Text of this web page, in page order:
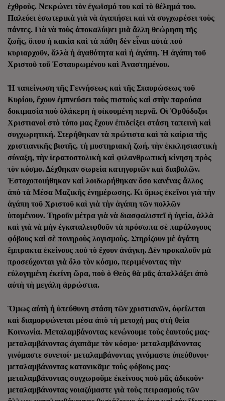
ἐχθροὺς. Νεκρώνει τὸν ἐγωϊσμό του καὶ τὸ θέλημά του.
Παλεύει ἐσωτερικὰ γιὰ νὰ ἀγαπήσει καὶ νὰ συγχωρέσει τοὺς
πάντες. Γιὰ νὰ τοὺς ἀποκαλύψει μιὰ ἄλλη θεώρηση τῆς
ζωῆς, ὅπου ἡ κακία καὶ τὰ πάθη δὲν εἶναι αὐτὰ ποὺ
κυριαρχοῦν, ἄλλὰ ἡ ἀγαθότητα καὶ ἡ ἀγάπη. Ἡ ἀγάπη τοῦ
Χριστοῦ τοῦ Ἐσταυρωμένου καὶ Ἀναστημένου.
Ἡ ταπείνωση τῆς Γεννήσεως καὶ τῆς Σταυρώσεως τοῦ
Κυρίου, ἔχουν ἐμπνεύσει τοὺς πιστοὺς καὶ στὴν παρούσα
δοκιμασία ποὺ ὁλάκερη ἡ οἰκουμένη περνᾶ. Οἱ Ὁρθόδοξοι
Χριστιανοὶ στὸ τόπο μας ἔχουν ἐπιδείξει στάση ταπεινὴ καὶ
συγχωρητική. Στερήθηκαν τὰ πρώτιστα καὶ τὰ καίρια τῆς
χριστιανικῆς βιοτῆς, τὴ μυστηριακὴ ζωή, τὴν ἐκκλησιαστικὴ
σύναξη, τὴν ἱεραποστολικὴ καὶ φιλανθρωπικὴ κίνηση πρὸς
τὸν κόσμο. Δέχθηκαν σωρεία κατηγοριῶν καὶ διαβολῶν.
Ἐστοχοποιήθηκαν καὶ λοιδωρήθηκαν ὅσο κανένας ἄλλος
ἀπὸ τὰ Μέσα Μαζικῆς ἐνημέρωσης. Κι ὅμως ἐκεῖνοι γιὰ τὴν
ἀγάπη τοῦ Χριστοῦ καὶ γιὰ τὴν ἀγάπη τῶν πολλῶν
ὑπομένουν. Τηροῦν μέτρα γιὰ νὰ διασφαλιστεῖ ἡ ὑγεία, ἀλλὰ
καὶ γιὰ νὰ μὴν ἐγκαταλειφθοῦν τὰ πρόσωπα σὲ παράλογους
φόβους καὶ σὲ πονηροὺς λογισμοὺς. Στηρίζουν μὲ ἀγάπη
ἔμπρακτα ἐκείνους ποὺ τὸ ἔχουν ἀνάγκη. Δὲν προκαλοῦν μὰ
προσεύχονται γιὰ ὅλο τὸν κόσμο, περιμένοντας τὴν
εὐλογημένη ἐκείνη ὥρα, ποὺ ὁ Θεὸς θὰ μᾶς ἀπαλλάξει ἀπὸ
αὐτὴ τὴ μεγάλη ἀρρώστια.
Ὅμως αὐτὴ ἡ ὑπεύθυνη στάση τῶν χριστιανῶν, ὀφείλεται
καὶ διαμορφώνεται μέσα ἀπὸ τὴ μετοχή μας στὴ θεία
Κοινωνία. Μεταλαμβάνοντας κενώνουμε τοὺς ἑαυτούς μας·
μεταλαμβάνοντας ἀγαπᾶμε τὸν κόσμο· μεταλαμβάνοντας
γινόμαστε συνετοί· μεταλαμβάνοντας γινόμαστε ὑπεύθυνοι·
μεταλαμβάνοντας κατανικᾶμε τοὺς φόβους μας·
μεταλαμβάνοντας συγχωροῦμε ἐκείνους ποὺ μᾶς ἀδικοῦν·
μεταλαμβάνοντας νοιαζόμαστε γιὰ τοὺς πειρασμούς τῶν